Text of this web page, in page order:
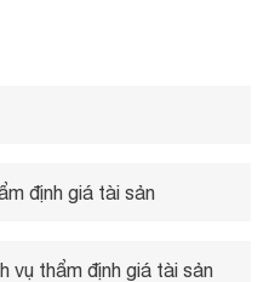
định giá tài sản
vụ thẩm định giá tài sản